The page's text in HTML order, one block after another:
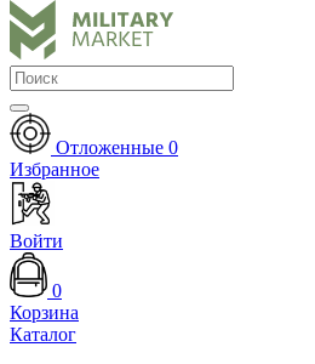
Отложенные 0
Избранное
Войти
0
Корзина
Каталог